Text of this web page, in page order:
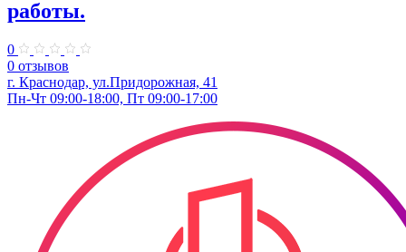
работы.
0
0 отзывов
г. Краснодар, ул.Придорожная, 41
Пн-Чт 09:00-18:00, Пт 09:00-17:00